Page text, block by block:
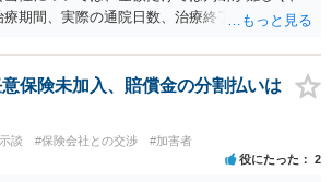
期間、実際の通院日数、治療終了の経緯、後
。保険会社から提示される慰謝料額について
ことにより増額を検討できる場合がありますの
準備した上で、弁護士に個別に相談すること
・相手方保険会社から届いている示談金額の提
名、けがの内容 ・治療開始日及び治療終了日
数 ・現在も症状が残っているか ・叔母様ご本人
保険未加入、賠償金の分割払いは
談 #保険会社との交渉 #加害者
役にたった 2